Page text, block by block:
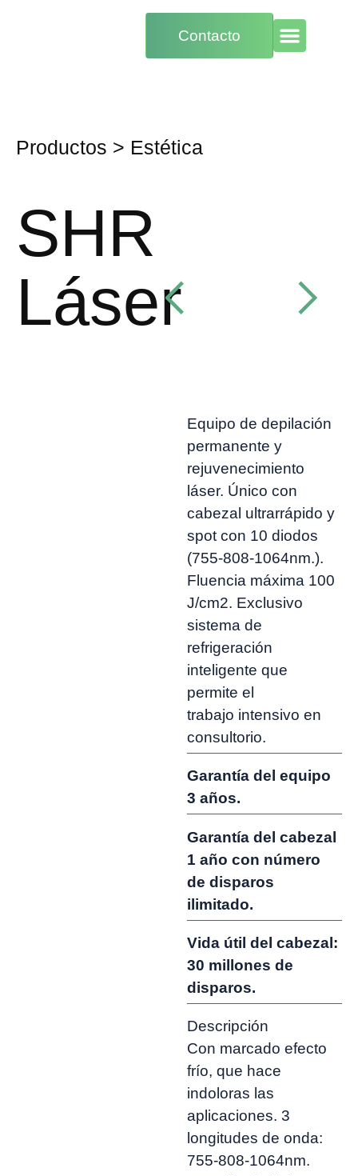
Contacto
Productos > Estética
SHR
Láser
Equipo de depilación
permanente y
rejuvenecimiento
láser. Único con
cabezal ultrarrápido y
spot con 10 diodos
(755-808-1064nm.).
Fluencia máxima 100
J/cm2. Exclusivo
sistema de
refrigeración
inteligente que
permite el
trabajo intensivo en
consultorio.
Garantía del equipo
3 años.
Garantía del cabezal
1 año con número
de disparos
ilimitado.
Vida útil del cabezal:
30 millones de
disparos.
Descripción
Con marcado efecto
frío, que hace
indoloras las
aplicaciones. 3
longitudes de onda:
755-808-1064nm.